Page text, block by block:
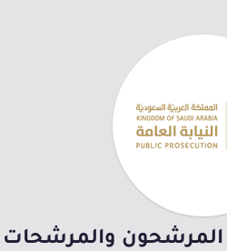
المرشحون والمرشحات